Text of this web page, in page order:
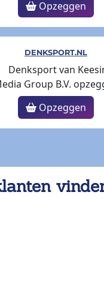
Opzeggen
DENKSPORT.NL
Opzeggen